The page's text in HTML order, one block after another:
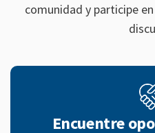
comunidad y participe
Encuentre